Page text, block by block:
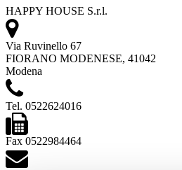
HAPPY HOUSE S.r.l.
Via Ruvinello 67
FIORANO MODENESE, 41042
Modena
Tel. 0522624016
Fax 0522984464